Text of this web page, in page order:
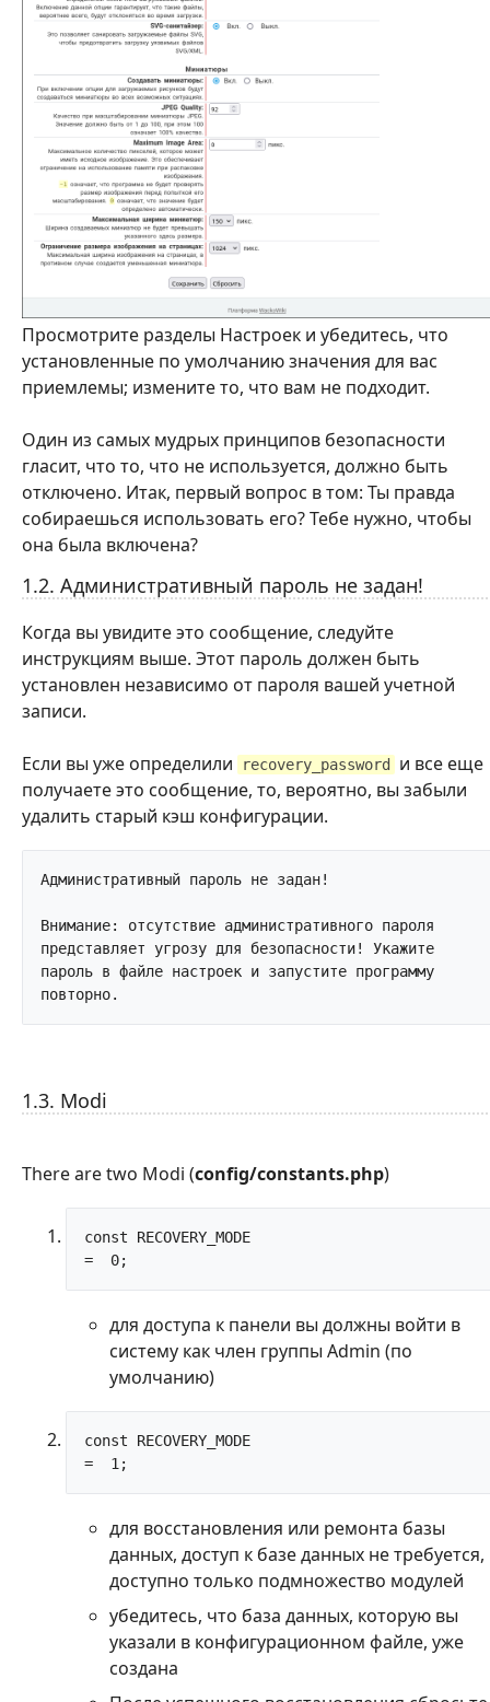
Просмотрите разделы Настроек и убедитесь, что
установленные по умолчанию значения для вас
приемлемы; измените то, что вам не подходит.
Один из самых мудрых принципов безопасности
гласит, что то, что не используется, должно быть
отключено. Итак, первый вопрос в том: Ты правда
собираешься использовать его? Тебе нужно, чтобы
она была включена?
1.2. Административный пароль не задан!
Когда вы увидите это сообщение, следуйте
инструкциям выше. Этот пароль должен быть
установлен независимо от пароля вашей учетной
записи.
Если вы уже определили recovery_password
и все еще
получаете это сообщение, то, вероятно, вы забыли
удалить старый кэш конфигурации.
Административный пароль не задан!
Внимание: отсутствие административного пароля
представляет угрозу для безопасности! Укажите
пароль в файле настроек и запустите программу
1.3. Modi
There are two Modi (config/constants.php)
const RECOVERY_MODE
для доступа к панели вы должны войти в
систему как член группы Admin (по
умолчанию)
const RECOVERY_MODE
для восстановления или ремонта базы
данных, доступ к базе данных не требуется,
доступно только подмножество модулей
убедитесь, что база данных, которую вы
указали в конфигурационном файле, уже
создана